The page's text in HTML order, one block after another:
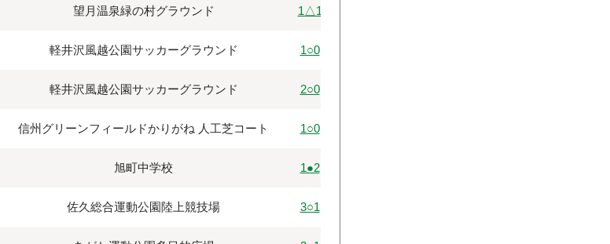
望月温泉緑の村グラウンド 1△1
軽井沢風越公園サッカーグラウンド 1○0
軽井沢風越公園サッカーグラウンド 2○0
信州グリーンフィールドかりがね 人工芝コート 1○0
旭町中学校 1●2
佐久総合運動公園陸上競技場 3○1